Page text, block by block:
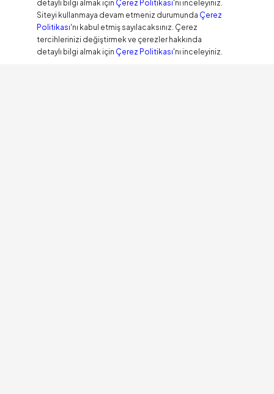
detaylı bilgi almak için Çerez Politikası'nı inceleyiniz.
Siteyi kullanmaya devam etmeniz durumunda Çerez
Politikası'nı kabul etmiş sayılacaksınız. Çerez
tercihlerinizi değiştirmek ve çerezler hakkında
detaylı bilgi almak için Çerez Politikası'nı inceleyiniz.